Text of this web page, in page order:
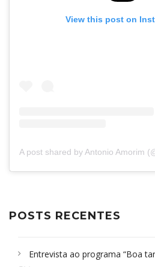
View this post on
POSTS RECENTES
Entrevista ao programa “Boa